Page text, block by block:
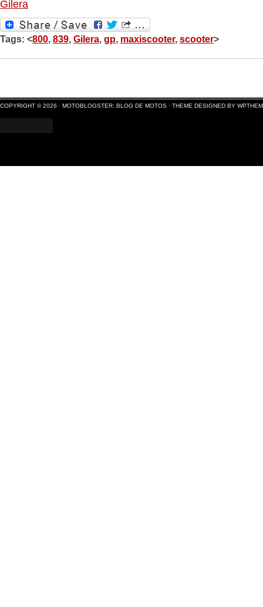
Gilera
Tags: <800, 839, Gilera, gp, maxiscooter, scooter>
COPYRIGHT © 2026 · MOTOBLOGSTER: BLOG DE MOTOS · THEME DESIGNED BY